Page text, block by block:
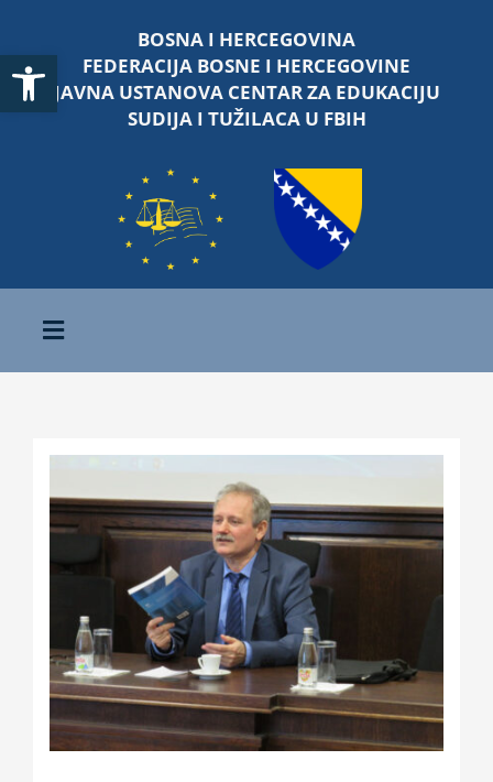
Open toolbar
content
BOSNA I HERCEGOVINA
FEDERACIJA BOSNE I HERCEGOVINE
JAVNA USTANOVA CENTAR ZA EDUKACIJU
SUDIJA I TUŽILACA U FBIH
Toggle
Navigation
O nama
Kalendar aktivnosti
Edukativni materijali
Publikacije